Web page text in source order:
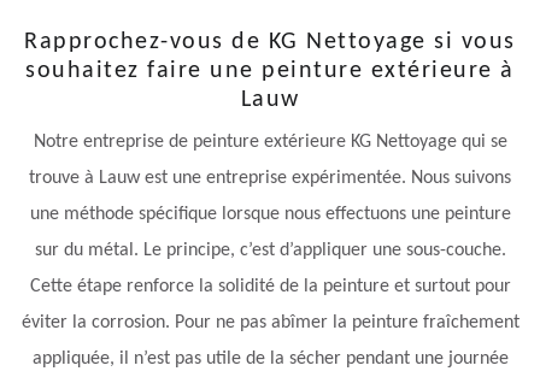
Rapprochez-vous de KG Nettoyage si vous
souhaitez faire une peinture extérieure à
Lauw
Notre entreprise de peinture extérieure KG Nettoyage qui se
trouve à Lauw est une entreprise expérimentée. Nous suivons
une méthode spécifique lorsque nous effectuons une peinture
sur du métal. Le principe, c’est d’appliquer une sous-couche.
Cette étape renforce la solidité de la peinture et surtout pour
éviter la corrosion. Pour ne pas abîmer la peinture fraîchement
appliquée, il n’est pas utile de la sécher pendant une journée